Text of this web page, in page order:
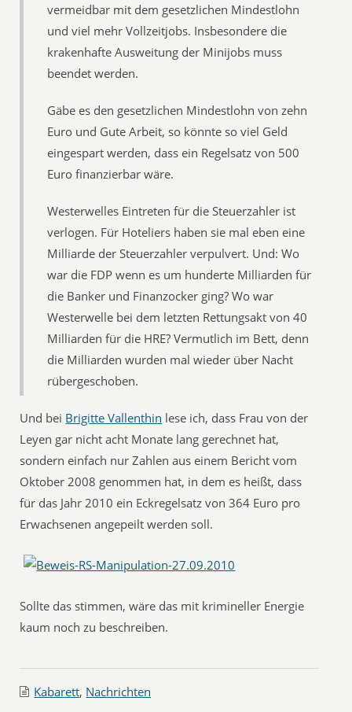
vermeidbar mit dem gesetzlichen Mindestlohn
und viel mehr Vollzeitjobs. Insbesondere die
krakenhafte Ausweitung der Minijobs muss
beendet werden.
Gäbe es den gesetzlichen Mindestlohn von zehn
Euro und Gute Arbeit, so könnte so viel Geld
eingespart werden, dass ein Regelsatz von 500
Euro finanzierbar wäre.
Westerwelles Eintreten für die Steuerzahler ist
verlogen. Für Hoteliers haben sie mal eben eine
Milliarde der Steuerzahler verpulvert. Und: Wo
war die FDP wenn es um hunderte Milliarden für
die Banker und Finanzocker ging? Wo war
Westerwelle bei dem letzten Rettungsakt von 40
Milliarden für die HRE? Vermutlich im Bett, denn
die Milliarden wurden mal wieder über Nacht
rübergeschoben.
Und bei Brigitte Vallenthin lese ich, dass Frau von der
Leyen gar nicht acht Monate lang gerechnet hat,
sondern einfach nur Zahlen aus einem Bericht vom
Oktober 2008 genommen hat, in dem es heißt, dass
für das Jahr 2010 ein Eckregelsatz von 364 Euro pro
Erwachsenen angepeilt werden soll.
Sollte das stimmen, wäre das mit krimineller Energie
kaum noch zu beschreiben.
Kabarett, Nachrichten